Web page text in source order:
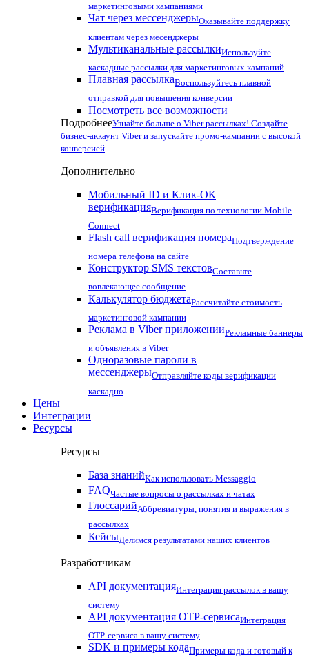
маркетинговыми кампаниями
Чат через мессенджерыОказывайте поддержку
клиентам через месенджеры
Мультиканальные рассылкиИспользуйте
каскадные рассылки для маркетинговых кампаний
Плавная рассылкаВоспользуйтесь плавной
отправкой для повышения конверсии
Посмотреть все возможности
ПодробнееУзнайте больше о Viber рассылках! Создайте
бизнес-аккаунт Viber и запускайте промо-кампании с высокой
конверсией
Дополнительно
Мобильный ID и Клик-ОК
верификацияВерификация по технологии Mobile
Connect
Flash call верификация номераПодтверждение
номера телефона на сайте
Конструктор SMS текстовСоставьте
вовлекающее сообщение
Калькулятор бюджетаРассчитайте стоимость
маркетинговой кампании
Реклама в Viber приложенииРекламные баннеры
и объявления в Viber
Одноразовые пароли в
мессенджерыОтправляйте коды верификации
каскадно
Цены
Интеграции
Ресурсы
Ресурсы
База знанийКак использовать Messaggio
FAQЧастые вопросы о рассылках и чатах
ГлоссарийАббревиатуры, понятия и выражения в
рассылках
КейсыДелимся результатами наших клиентов
Разработчикам
API документацияИнтеграция рассылок в вашу
систему
API документация OTP-сервисаИнтеграция
OTP-сервиса в вашу систему
SDK и примеры кодаПримеры кода и готовый к